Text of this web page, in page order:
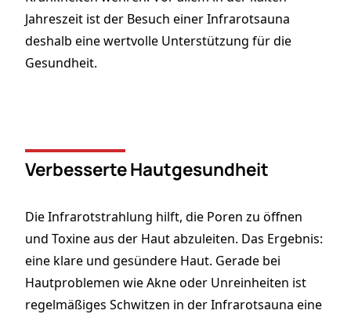
Jahreszeit ist der Besuch einer Infrarotsauna
deshalb eine wertvolle Unterstützung für die
Gesundheit.
Verbesserte Hautgesundheit
Die Infrarotstrahlung hilft, die Poren zu öffnen
und Toxine aus der Haut abzuleiten. Das Ergebnis:
eine klare und gesündere Haut. Gerade bei
Hautproblemen wie Akne oder Unreinheiten ist
regelmäßiges Schwitzen in der Infrarotsauna eine